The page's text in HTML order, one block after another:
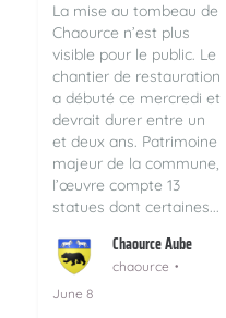
La mise au tombeau de
Chaource n’est plus
visible pour le public. Le
chantier de restauration
a débuté ce mercredi et
devrait durer entre un
et deux ans. Patrimoine
majeur de la commune,
l’œuvre compte 13
statues dont certaines...
Chaource Aube
chaource
June 8